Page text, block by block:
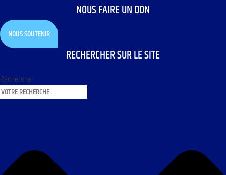
NOUS FAIRE UN DON
NOUS SOUTENIR
RECHERCHER SUR LE SITE
Rechercher